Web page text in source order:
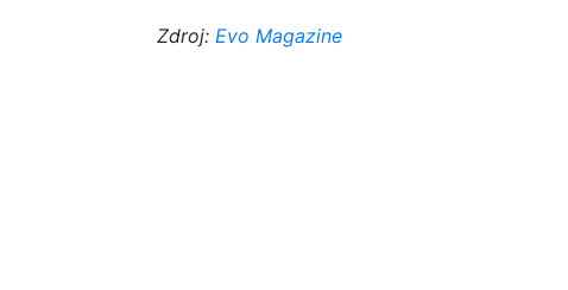
Zdroj: Evo Magazine